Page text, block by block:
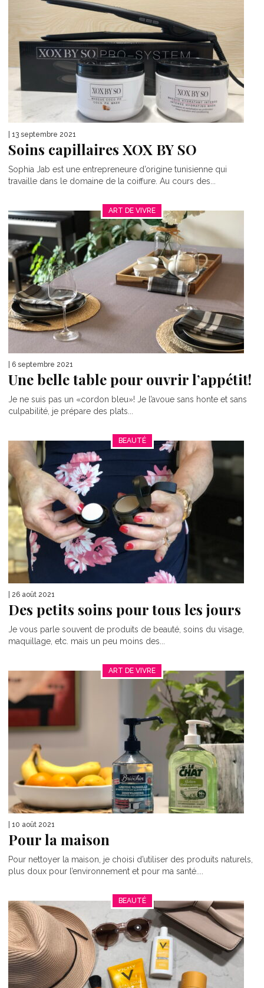
| 13 septembre 2021
Soins capillaires XOX BY SO
Sophia Jab est une entrepreneure d’origine tunisienne qui
travaille dans le domaine de la coiffure. Au cours des...
ART DE VIVRE
| 6 septembre 2021
Une belle table pour ouvrir l’appétit!
Je ne suis pas un «cordon bleu»! Je l’avoue sans honte et sans
culpabilité, je prépare des plats...
BEAUTÉ
| 26 août 2021
Des petits soins pour tous les jours
Je vous parle souvent de produits de beauté, soins du visage,
maquillage, etc. mais un peu moins des...
ART DE VIVRE
| 10 août 2021
Pour la maison
Pour nettoyer la maison, je choisi d’utiliser des produits naturels,
plus doux pour l’environnement et pour ma santé....
BEAUTÉ